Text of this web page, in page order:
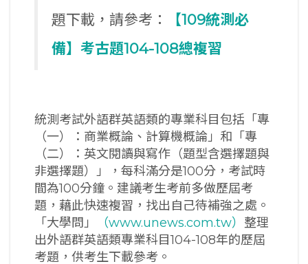
題下載，請參考：
【109統測必
備】考古題104-108總複習
統測考試外語群英語類的專業科目包括「專
（一）：商業概論、計算機概論」和「專
（二）：英文閱讀與寫作（題型含選擇題與
非選擇題）」，每科滿分是100分，考試時
間為100分鐘。建議考生考前多做歷屆考
題，藉此快速複習，找出自己待補強之處。
「大學問」
（www.unews.com.tw） 整理
出外語群英語類專業科目104-108年的歷屆
考題，供考生下載參考。